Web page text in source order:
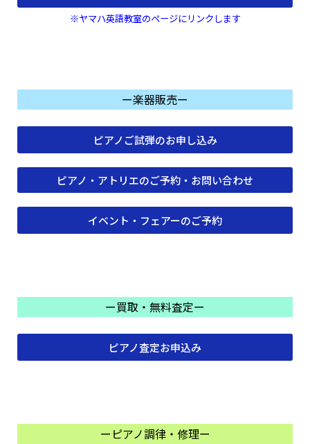
※ヤマハ英語教室のページにリンクします
ー楽器販売ー
ピアノご試弾のお申し込み
ピアノ・アトリエのご予約・お問い合わせ
イベント・フェアーのご予約
ー買取・無料査定ー
ピアノ査定お申込み
ーピアノ調律・修理ー